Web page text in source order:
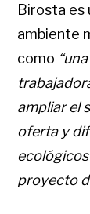
Birosta es
ambiente
como
ampliar el
oferta y
proyecto